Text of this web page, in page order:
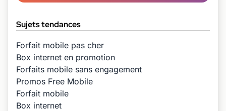
Sujets tendances
Forfait mobile pas cher
Box internet en promotion
Forfaits mobile sans engagement
Promos Free Mobile
Forfait mobile
Box internet